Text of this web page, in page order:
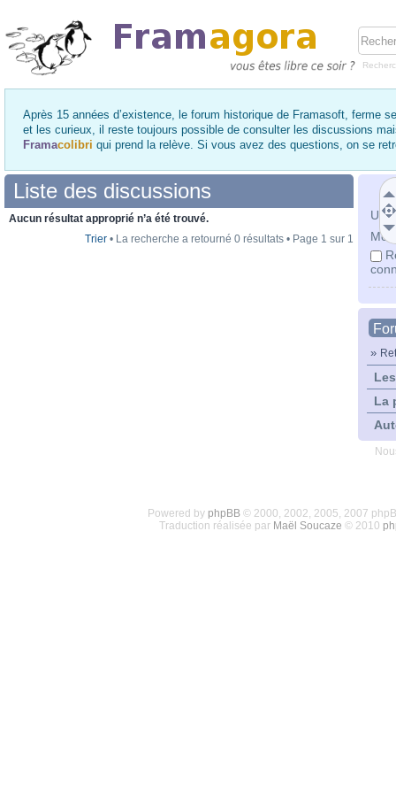
Après 15 années d’existence, le forum historique de Framasoft, ferme
et les curieux, il reste toujours possible de consulter les discussions
Framacolibri qui prend la relève. Si vous avez des questions, on se
Mot
»
La
Liste des discussions
Aucun résultat approprié n’a été trouvé.
Trier • La recherche a retourné 0 résultats • Page 1 sur 1
Powered by phpBB© 2000, 2002, 2005, 2007
Traduction réalisée par Maël Soucaze © 2010